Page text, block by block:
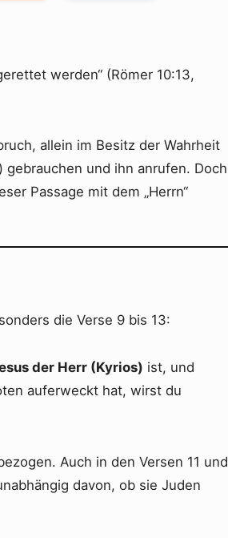
werden“ (Römer 10:13,
allein im Besitz der Wahrheit
gebrauchen und ihn anrufen. Doch
Passage mit dem „Herrn“
die Verse 9 bis 13:
der Herr (Kyrios) ist, und
auferweckt hat, wirst du
Auch in den Versen 11 und
davon, ob sie Juden